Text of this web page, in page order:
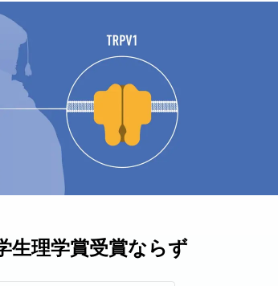
生理学賞受賞ならず